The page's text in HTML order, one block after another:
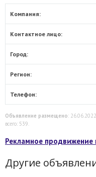
Компания:
Контактное лицо:
Город:
Регион:
Телефон:
Объявление размещено:
всего: 539.
Рекламное продвижение
Другие